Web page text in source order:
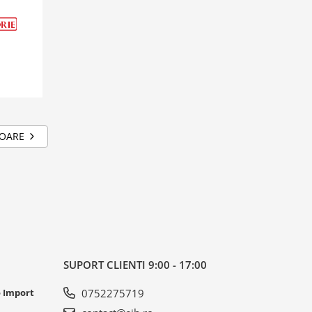
Import
SUPORT CLIENTI 9:00 - 17:00
0752275719